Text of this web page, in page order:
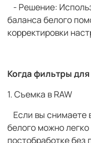
- Решение:
баланса белого
корректировки
Когда фильтры
1. Съемка в RAW
Если вы снимаете
белого можно
постобработке без